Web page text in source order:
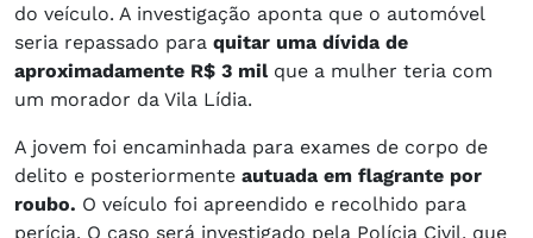
do veículo. A investigação aponta que o automóvel
seria repassado para quitar uma dívida de
aproximadamente R$ 3 mil que a mulher teria com
um morador da Vila Lídia.
A jovem foi encaminhada para exames de corpo de
delito e posteriormente autuada em flagrante por
roubo. O veículo foi apreendido e recolhido para
perícia. O caso será investigado pela Polícia Civil, que